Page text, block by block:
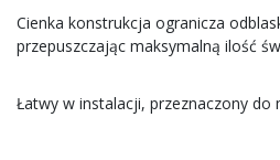
Cienka konstrukcja ogranicza
przepuszczając maksymalną ilość
Łatwy w instalacji, przeznaczony do